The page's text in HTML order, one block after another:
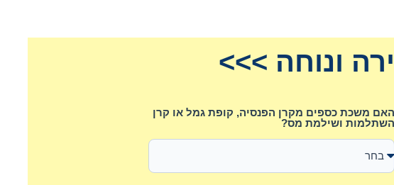
ונוחה >>>
האם משכת כספים מקרן הפנסיה, קופת גמל או קרן
השתלמות ושילמת מס?